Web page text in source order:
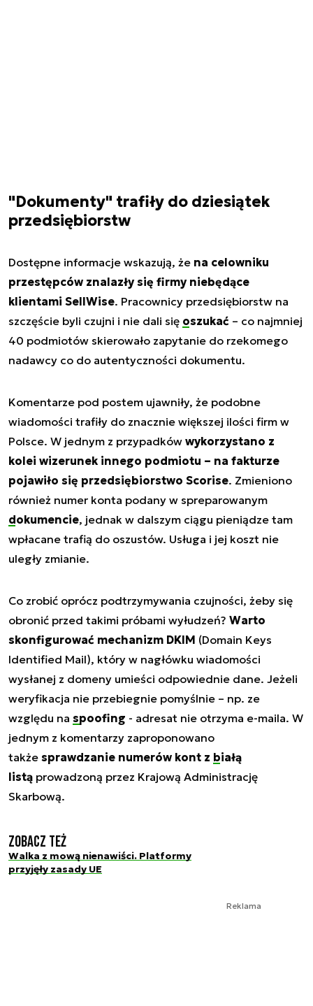
"Dokumenty" trafiły do dziesiątek
przedsiębiorstw
Dostępne informacje wskazują, że na celowniku
przestępców znalazły się firmy niebędące
klientami SellWise. Pracownicy przedsiębiorstw na
szczęście byli czujni i nie dali się oszukać – co najmniej
40 podmiotów skierowało zapytanie do rzekomego
nadawcy co do autentyczności dokumentu.
Komentarze pod postem ujawniły, że podobne
wiadomości trafiły do znacznie większej ilości firm w
Polsce. W jednym z przypadków wykorzystano z
kolei wizerunek innego podmiotu – na fakturze
pojawiło się przedsiębiorstwo Scorise. Zmieniono
również numer konta podany w spreparowanym
dokumencie, jednak w dalszym ciągu pieniądze tam
wpłacane trafią do oszustów. Usługa i jej koszt nie
uległy zmianie.
Co zrobić oprócz podtrzymywania czujności, żeby się
obronić przed takimi próbami wyłudzeń? Warto
skonfigurować mechanizm DKIM (Domain Keys
Identified Mail), który w nagłówku wiadomości
wysłanej z domeny umieści odpowiednie dane. Jeżeli
weryfikacja nie przebiegnie pomyślnie – np. ze
względu na spoofing - adresat nie otrzyma e-maila. W
jednym z komentarzy zaproponowano
także sprawdzanie numerów kont z białą
listą prowadzoną przez Krajową Administrację
Skarbową.
Zobacz też
Walka z mową nienawiści. Platformy
przyjęły zasady UE
Reklama